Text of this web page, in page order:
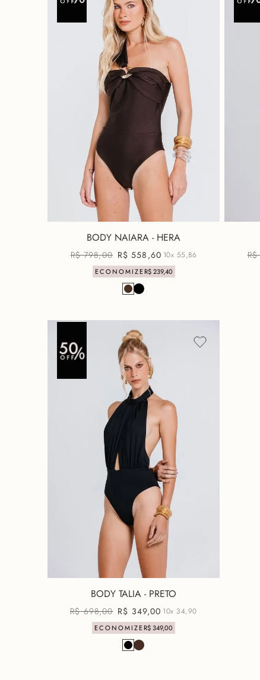
BODY NAIARA - HERA
R$ 798,00 R$ 558 ,60 10x 55,86
ECONOMIZER$ 239,40
R$
BODY TALIA - PRETO
R$ 698,00 R$ 349,00 10x 34,90
ECONOMIZER$349,00